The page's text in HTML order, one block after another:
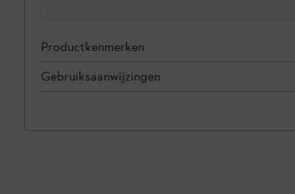
Productkenmerken
Gebruiksaanwijzingen